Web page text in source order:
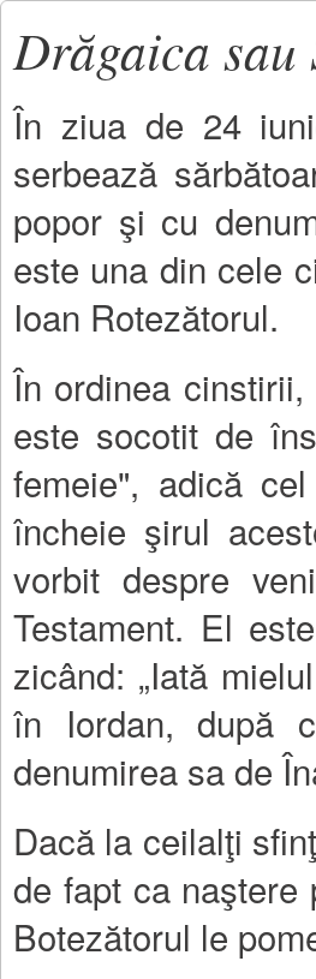
Drăgaica sau
În ziua de 24
serbează
popor şi cu
este una din cele
Ioan Rotezătorul.
În ordinea
este socotit de
femeie", adică
încheie şirul
vorbit despre
Testament. El
zicând: „Iată
în Iordan, după
denumirea sa de
Dacă la ceilalţi
de fapt ca naştere
Botezătorul le